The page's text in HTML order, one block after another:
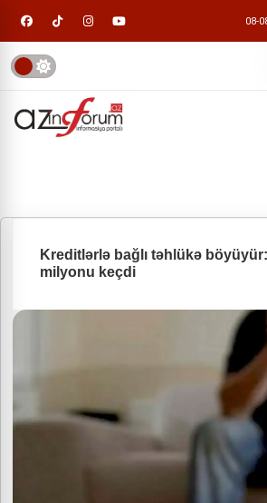
08-
Kreditlərlə bağlı təhlükə
milyonu keçdi